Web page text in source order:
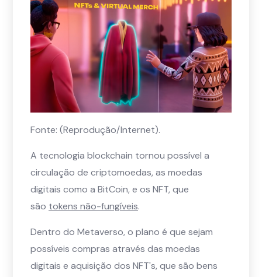
Fonte: (Reprodução/Internet).
A tecnologia blockchain tornou possível a
circulação de criptomoedas, as moedas
digitais como a BitCoin, e os NFT, que
são tokens não-fungíveis.
Dentro do Metaverso, o plano é que sejam
possíveis compras através das moedas
digitais e aquisição dos NFT's, que são bens